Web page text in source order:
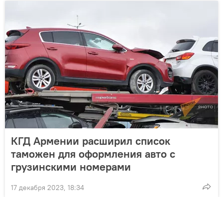
КГД Армении расширил список
таможен для оформления авто с
грузинскими номерами
17 декабря 2023, 18:34